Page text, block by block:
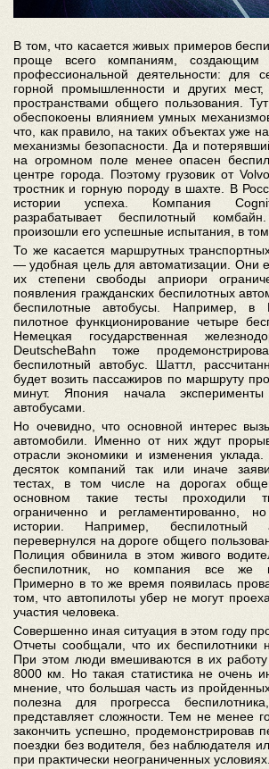
В том, что касается живых примеров
проще всего компаниям, создающим
профессиональной деятельности: для
горной промышленности и других
пространствами общего пользования.
обеспокоены влиянием умных
что, как правило, на таких объектах уже
механизмы безопасности. Да и
на огромном поле менее опасен
центре города. Поэтому грузовик от
тростник и горную породу в шахте. В
истории успеха. Компания
разрабатывает беспилотный
произошли его успешные испытания, в
То же касается маршрутных
— удобная цель для автоматизации. Они
их степени свободы априори
появления гражданских беспилотных
беспилотные автобусы. Например, в
пилотное функционирование четыре
Немецкая государственная
DeutscheBahn тоже
беспилотный автобус. Шаттл,
будет возить пассажиров по маршруту
минут. Япония начала
автобусами.
Но очевидно, что основной интерес
автомобили. Именно от них ждут
отрасли экономики и изменения
десяток компаний так или иначе
тестах, в том числе на дорогах
основном такие тесты проходили
ограниченно и регламентированно,
истории. Например, беспилотный
перевернулся на дороге общего
Полиция обвинила в этом живого
беспилотник, но компания все же
Примерно в то же время появилась
том, что автопилоты убер не могут
участия человека.
Совершенно иная ситуация в этом году
Отчеты сообщали, что их беспилотники
При этом люди вмешиваются в их
8000 км. Но такая статистика не очень
мнение, что большая часть из
полезна для прогресса
представляет сложности. Тем не менее
закончить успешно, продемонстрировав
поездки без водителя, без наблюдателя
при практически неограниченных условиях.